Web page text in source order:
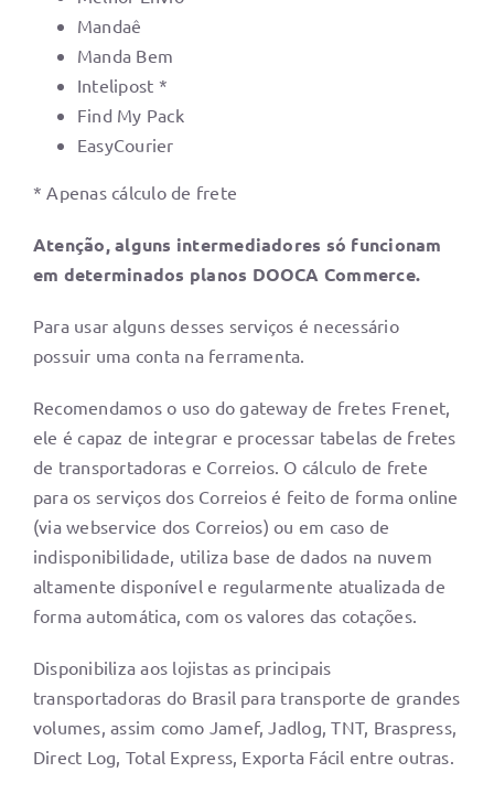
Mandaê
Manda Bem
Intelipost *
Find My Pack
EasyCourier
* Apenas cálculo de frete
Atenção, alguns intermediadores só funcionam
em determinados planos DOOCA Commerce.
Para usar alguns desses serviços é necessário
possuir uma conta na ferramenta.
Recomendamos o uso do gateway de fretes Frenet,
ele é capaz de integrar e processar tabelas de fretes
de transportadoras e Correios. O cálculo de frete
para os serviços dos Correios é feito de forma online
(via webservice dos Correios) ou em caso de
indisponibilidade, utiliza base de dados na nuvem
altamente disponível e regularmente atualizada de
forma automática, com os valores das cotações.
Disponibiliza aos lojistas as principais
transportadoras do Brasil para transporte de grandes
volumes, assim como Jamef, Jadlog, TNT, Braspress,
Direct Log, Total Express, Exporta Fácil entre outras.